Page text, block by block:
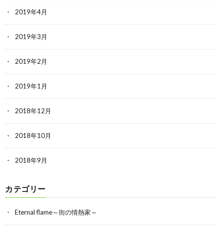
2019年4月
2019年3月
2019年2月
2019年1月
2018年12月
2018年10月
2018年9月
カテゴリー
Eternal flame～街の情熱家～